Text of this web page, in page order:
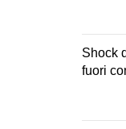
Shock
fuori